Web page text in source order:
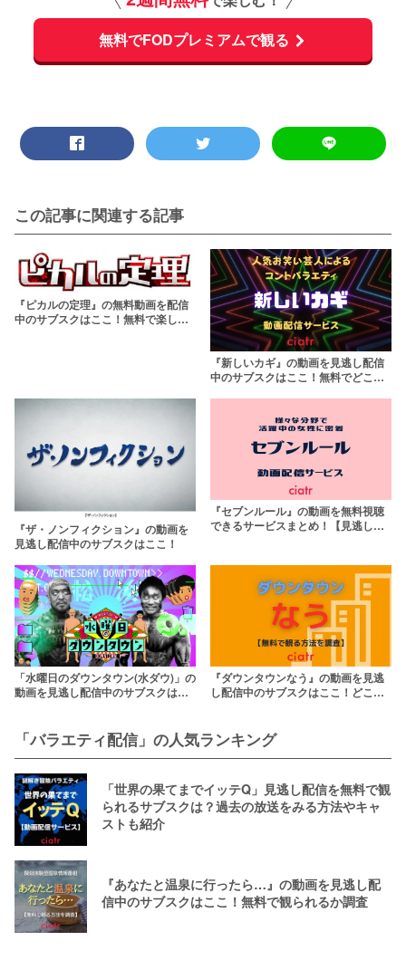
無料でFODプレミアムで観る
この記事に関連する記事
『ピカルの定理』の無料動画を配信
中のサブスクはここ！無料で楽しも
『新しいカギ』の動画を見逃し配信
中のサブスクはここ！無料でどこで
『ザ・ノンフィクション』の動画を
見逃し配信中のサブスクはここ！
『セブンルール』の動画を無料視聴
できるサービスまとめ！【見逃し配
「水曜日のダウンタウン(水ダウ)」の
動画を見逃し配信中のサブスクはど
『ダウンタウンなう』の動画を見逃
し配信中のサブスクはここ！どこで
「バラエティ配信」の人気ランキング
「世界の果てまでイッテQ」見逃し配信を無料で観
られるサブスクは？過去の放送をみる方法やキャ
ストも紹介
『あなたと温泉に行ったら…』の動画を見逃し配
信中のサブスクはここ！無料で観られるか調査